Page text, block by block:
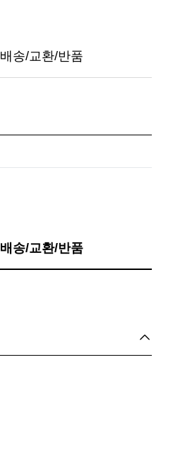
배송/교환/반품
배송/교환/반품